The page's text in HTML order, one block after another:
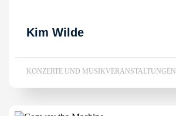
Kim Wilde
KONZERTE UND MUSIKVERANSTALTUNGEN